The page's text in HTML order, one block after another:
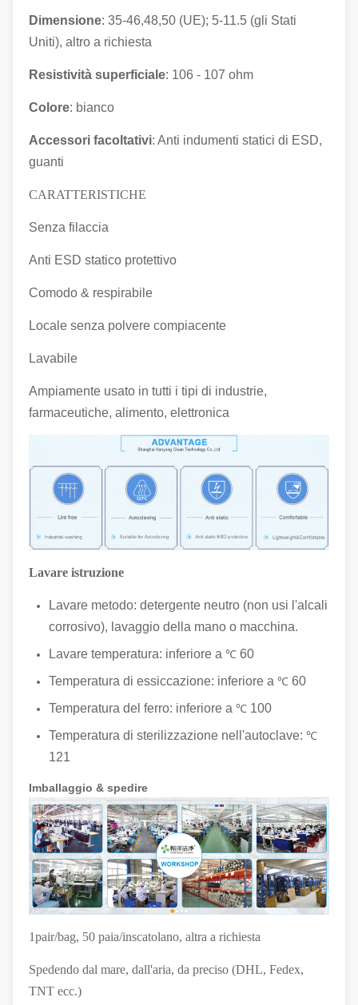
Dimensione: 35-46,48,50 (UE); 5-11.5 (gli Stati
Uniti), altro a richiesta
Resistività superficiale: 106 - 107 ohm
Colore: bianco
Accessori facoltativi: Anti indumenti statici di ESD,
guanti
CARATTERISTICHE
Senza filaccia
Anti ESD statico protettivo
Comodo & respirabile
Locale senza polvere compiacente
Lavabile
Ampiamente usato in tutti i tipi di industrie,
farmaceutiche, alimento, elettronica
Lavare istruzione
Lavare metodo: detergente neutro (non usi l'alcali
corrosivo), lavaggio della mano o macchina.
Lavare temperatura: inferiore a ℃ 60
Temperatura di essiccazione: inferiore a ℃ 60
Temperatura del ferro: inferiore a ℃ 100
Temperatura di sterilizzazione nell'autoclave: ℃
121
Imballaggio & spedire
1pair/bag, 50 paia/inscatolano, altra a richiesta
Spedendo dal mare, dall'aria, da preciso (DHL, Fedex,
TNT ecc.)